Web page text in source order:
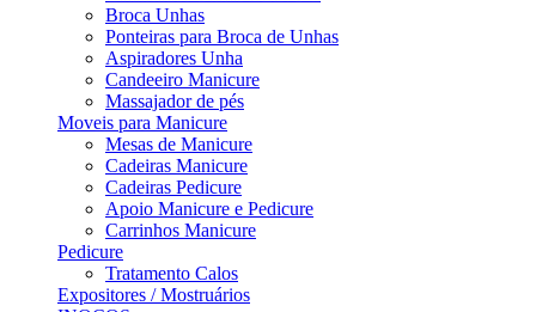
Broca Unhas
Ponteiras para Broca de Unhas
Aspiradores Unha
Candeeiro Manicure
Massajador de pés
Moveis para Manicure
Mesas de Manicure
Cadeiras Manicure
Cadeiras Pedicure
Apoio Manicure e Pedicure
Carrinhos Manicure
Pedicure
Tratamento Calos
Expositores / Mostruários